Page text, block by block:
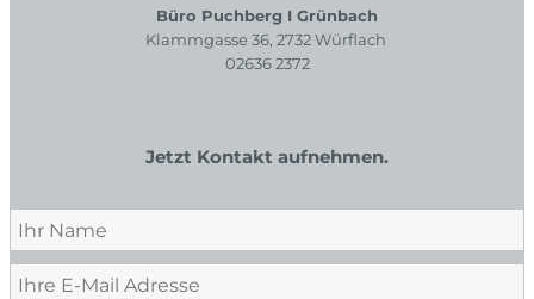
Büro Puchberg I Grünbach
Klammgasse 36, 2732 Würflach
02636 2372
Jetzt Kontakt aufnehmen.